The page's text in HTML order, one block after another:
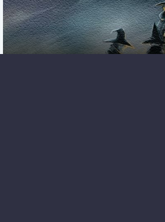
Терри Пратчетт. Цикл «Ведьмы»